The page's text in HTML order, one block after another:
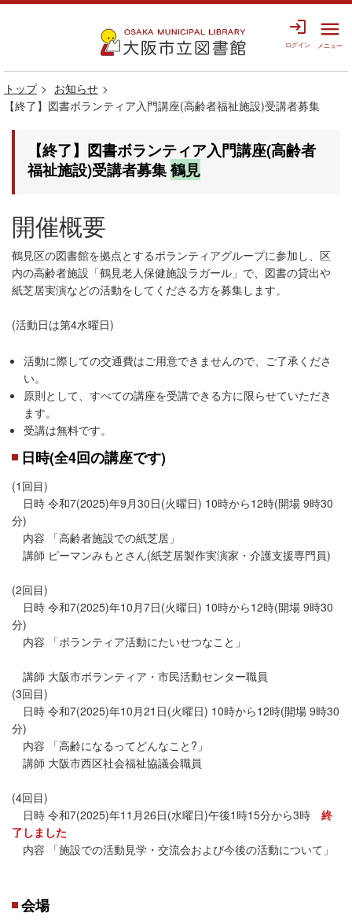
login
ログイン
menu
メニュー
トップ
お知らせ
【終了】図書ボランティア入門講座(高齢者福祉施設)受講者募集
【終了】図書ボランティア入門講座(高齢者
福祉施設)受講者募集鶴見
開催概要
鶴見区の図書館を拠点とするボランティアグループに参加し、区
内の高齢者施設「鶴見老人保健施設ラガール」で、図書の貸出や
紙芝居実演などの活動をしてくださる方を募集します。
(活動日は第4水曜日)
活動に際しての交通費はご用意できませんので、ご了承くださ
い。
原則として、すべての講座を受講できる方に限らせていただき
ます。
受講は無料です。
日時(全4回の講座です)
(1回目)
日時 令和7(2025)年9月30日(火曜日) 10時から12時(開場 9時30
分)
内容 「高齢者施設での紙芝居」
講師 ピーマンみもとさん(紙芝居製作実演家・介護支援専門員)
(2回目)
日時 令和7(2025)年10月7日(火曜日) 10時から12時(開場 9時30
分)
内容 「ボランティア活動にたいせつなこと」
講師 大阪市ボランティア・市民活動センター職員
(3回目)
日時 令和7(2025)年10月21日(火曜日) 10時から12時(開場 9時30
分)
内容 「高齢になるってどんなこと?」
講師 大阪市西区社会福祉協議会職員
(4回目)
日時 令和7(2025)年11月26日(水曜日)午後1時15分から3時 終
了しました
内容 「施設での活動見学・交流会および今後の活動について」
会場